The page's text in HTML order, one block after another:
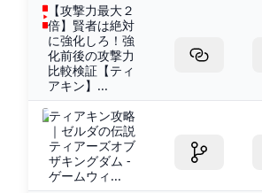
【攻撃力最大２
倍】賢者は絶対
に強化しろ！強
化前後の攻撃力
比較検証【ティ
アキン】...
ティアキン攻略
｜ゼルダの伝説
ティアーズオブ
ザキングダム -
ゲームウィ...